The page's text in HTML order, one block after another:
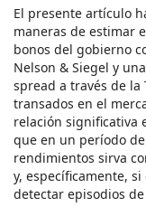
El presente artículo
maneras de estimar
bonos del gobierno
Nelson & Siegel y
spread a través de
transados en el
relación significativa
que en un período
rendimientos sirva
y, específicamente,
detectar episodios